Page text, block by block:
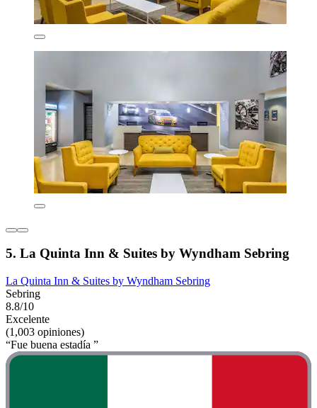
5. La Quinta Inn & Suites by Wyndham Sebring
La Quinta Inn & Suites by Wyndham Sebring
Sebring
8.8/10
Excelente
(1,003 opiniones)
“Fue buena estadía ”